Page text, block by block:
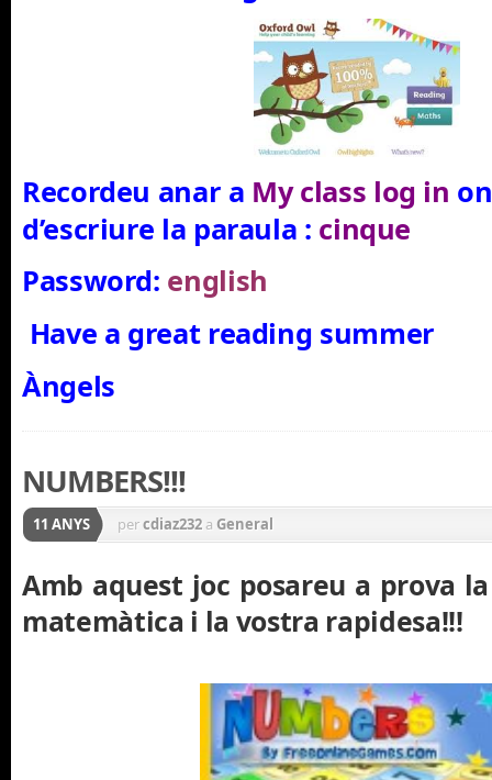
Recordeu anar a My class log in
d’escriure la paraula : cinque
Password: english
Have a great reading summer
Àngels
NUMBERS!!!
11 ANYS percdiaz232 a General
Amb aquest joc posareu a prova
matemàtica i la vostra rapidesa!!!